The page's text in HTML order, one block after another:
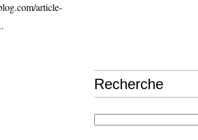
article-
Recherche